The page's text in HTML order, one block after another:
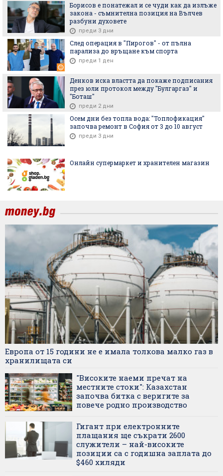
Борисов е понатежал и се чуди как да излъже
закона - съмнителна позиция на Вълчев
разбуни духовете
преди 3 дни
След операция в "Пирогов" - от пълна
парализа до връщане към спорта
преди 1 ден
Денков иска властта да покаже подписания
през юли протокол между "Булгаргаз" и
"Боташ"
преди 2 дни
Осем дни без топла вода: "Топлофикация"
започва ремонт в София от 3 до 10 август
преди 3 дни
Онлайн супермаркет и хранителен магазин
Европа от 15 години не е имала толкова малко газ в
хранилищата си
"Високите наеми пречат на
местните стоки": Казахстан
започва битка с веригите за
повече родно производство
Гигант при електронните
плащания ще съкрати 2600
служители – най-високите
позиции са с годишна заплата до
$460 хиляди